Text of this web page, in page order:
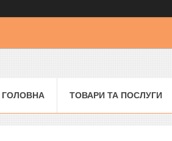
ГОЛОВНА ТОВАРИ ТА ПОСЛУГИ